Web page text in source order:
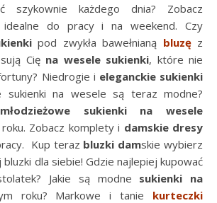
szykownie każdego dnia? Zobacz
idealne do pracy i na weekend. Czy
pod zwykła bawełnianą bluzęz
Cię na wesele sukienki, które nie
Niedrogie i eleganckie sukienki
sukienki na wesele są teraz modne?
młodzieżowe sukienki na wesele
Zobacz komplety i damskie dresy
Kup teraz bluzki damskie wybierz
dla siebie! Gdzie najlepiej kupować
Jakie są modne sukienki na
roku? Markowe i tanie kurteczki